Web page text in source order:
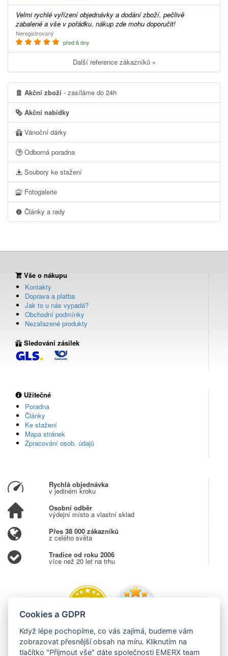
Velmi rychlé vyřízení objednávky a dodání zboží. pečlivě
zabalené a vše v pořádku. nákup zde mohu doporučit!
Neregistrovaný
před 6 dny
Další reference zákazníků »
Akční zboží - zasíláme do 24h
Akční nabídky
Vánoční dárky
Odborná poradna
Soubory ke stažení
Fotogalerie
Články a rady
Vše o nákupu
Kontakty
Doprava a platba
Jak to u nás vypadá?
Obchodní podmínky
Nezařazené produkty
Sledování zásilek
Užitečné
Poradna
Články
Ke stažení
Mapa stránek
Zpracování osob. údajů
Rychlá objednávka
v jediném kroku
Osobní odběr
výdejní místo a vlastní sklad
Přes 38 000 zákazníků
z celého světa
Tradice od roku 2006
více než 20 let na trhu
Cookies a GDPR
Když lépe pochopíme, co vás zajímá, budeme vám
zobrazovat přesnější obsah na míru. Kliknutím na
tlačítko "Přijmout vše" dáte společnosti EMERX team